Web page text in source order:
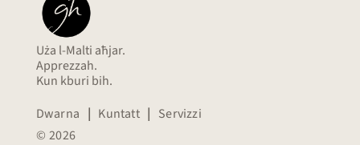
Uża l-Malti aħjar.
Apprezzah.
Kun kburi bih.
Dwarna | Kuntatt | Servizzi
© 2026